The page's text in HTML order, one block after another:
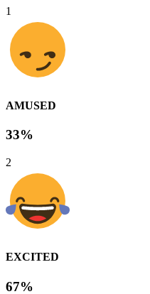
1
AMUSED
33%
2
EXCITED
67%